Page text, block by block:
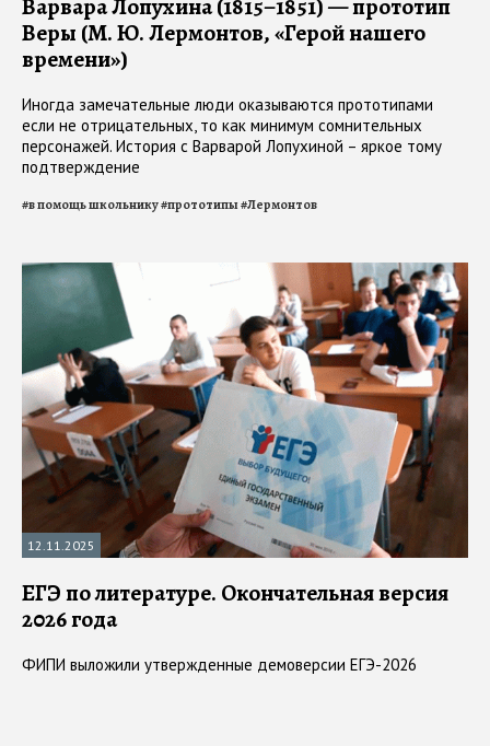
Варвара Лопухина (1815–1851) — прототип
Веры (М. Ю. Лермонтов, «Герой нашего
времени»)
Иногда замечательные люди оказываются прототипами
если не отрицательных, то как минимум сомнительных
персонажей. История с Варварой Лопухиной – яркое тому
подтверждение
#в помощь школьнику#прототипы#Лермонтов
12.11.2025
ЕГЭ по литературе. Окончательная версия
2026 года
ФИПИ выложили утвержденные демоверсии ЕГЭ-2026